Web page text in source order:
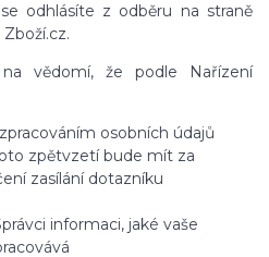
odhlásíte z odběru na straně
vědomí, že podle Nařízení
osobních údajů
zpětvzetí bude mít za
zasílání dotazníku
informaci, jaké vaše